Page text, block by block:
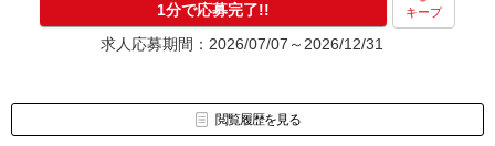
1分で応募完了!! キープ
求人応募期間：2026/07/07～2026/12/31
閲覧履歴を見る